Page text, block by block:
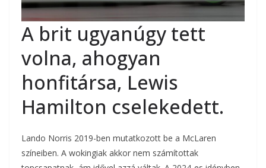
A brit ugyanúgy tett
volna, ahogyan
honfitársa, Lewis
Hamilton cselekedett.
Lando Norris 2019-ben mutatkozott be a McLaren
színeiben. A wokingiak akkor nem számítottak